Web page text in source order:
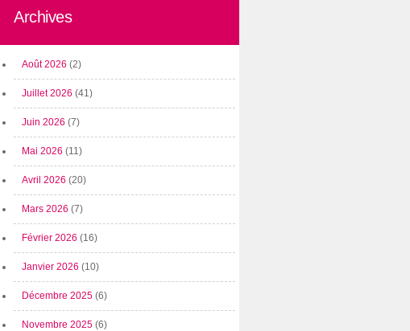
Archives
Août 2026 (2)
Juillet 2026 (41)
Juin 2026 (7)
Mai 2026 (11)
Avril 2026 (20)
Mars 2026 (7)
Février 2026 (16)
Janvier 2026 (10)
Décembre 2025 (6)
Novembre 2025 (6)